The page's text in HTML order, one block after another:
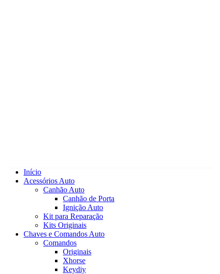
Início
Acessórios Auto
Canhão Auto
Canhão de Porta
Ignição Auto
Kit para Reparação
Kits Originais
Chaves e Comandos Auto
Comandos
Originais
Xhorse
Keydiy